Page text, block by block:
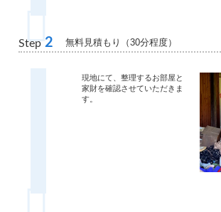
Step 2 無料見積もり（30分程度）
現地にて、整理するお部屋と
家財を確認させていただきま
す。